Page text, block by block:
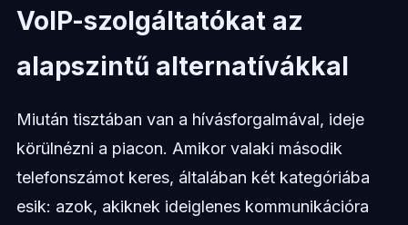
VoIP-szolgáltatókat az
alapszintű alternatívákkal
Miután tisztában van a hívásforgalmával, ideje
körülnézni a piacon. Amikor valaki második
telefonszámot keres, általában két kategóriába
esik: azok, akiknek ideiglenes kommunikációra